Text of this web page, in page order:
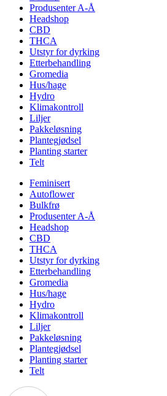
Produsenter A-Å
Headshop
CBD
THCA
Utstyr for dyrking
Etterbehandling
Gromedia
Hus/hage
Hydro
Klimakontroll
Liljer
Pakkeløsning
Plantegjødsel
Planting starter
Telt
Feminisert
Autoflower
Bulkfrø
Produsenter A-Å
Headshop
CBD
THCA
Utstyr for dyrking
Etterbehandling
Gromedia
Hus/hage
Hydro
Klimakontroll
Liljer
Pakkeløsning
Plantegjødsel
Planting starter
Telt